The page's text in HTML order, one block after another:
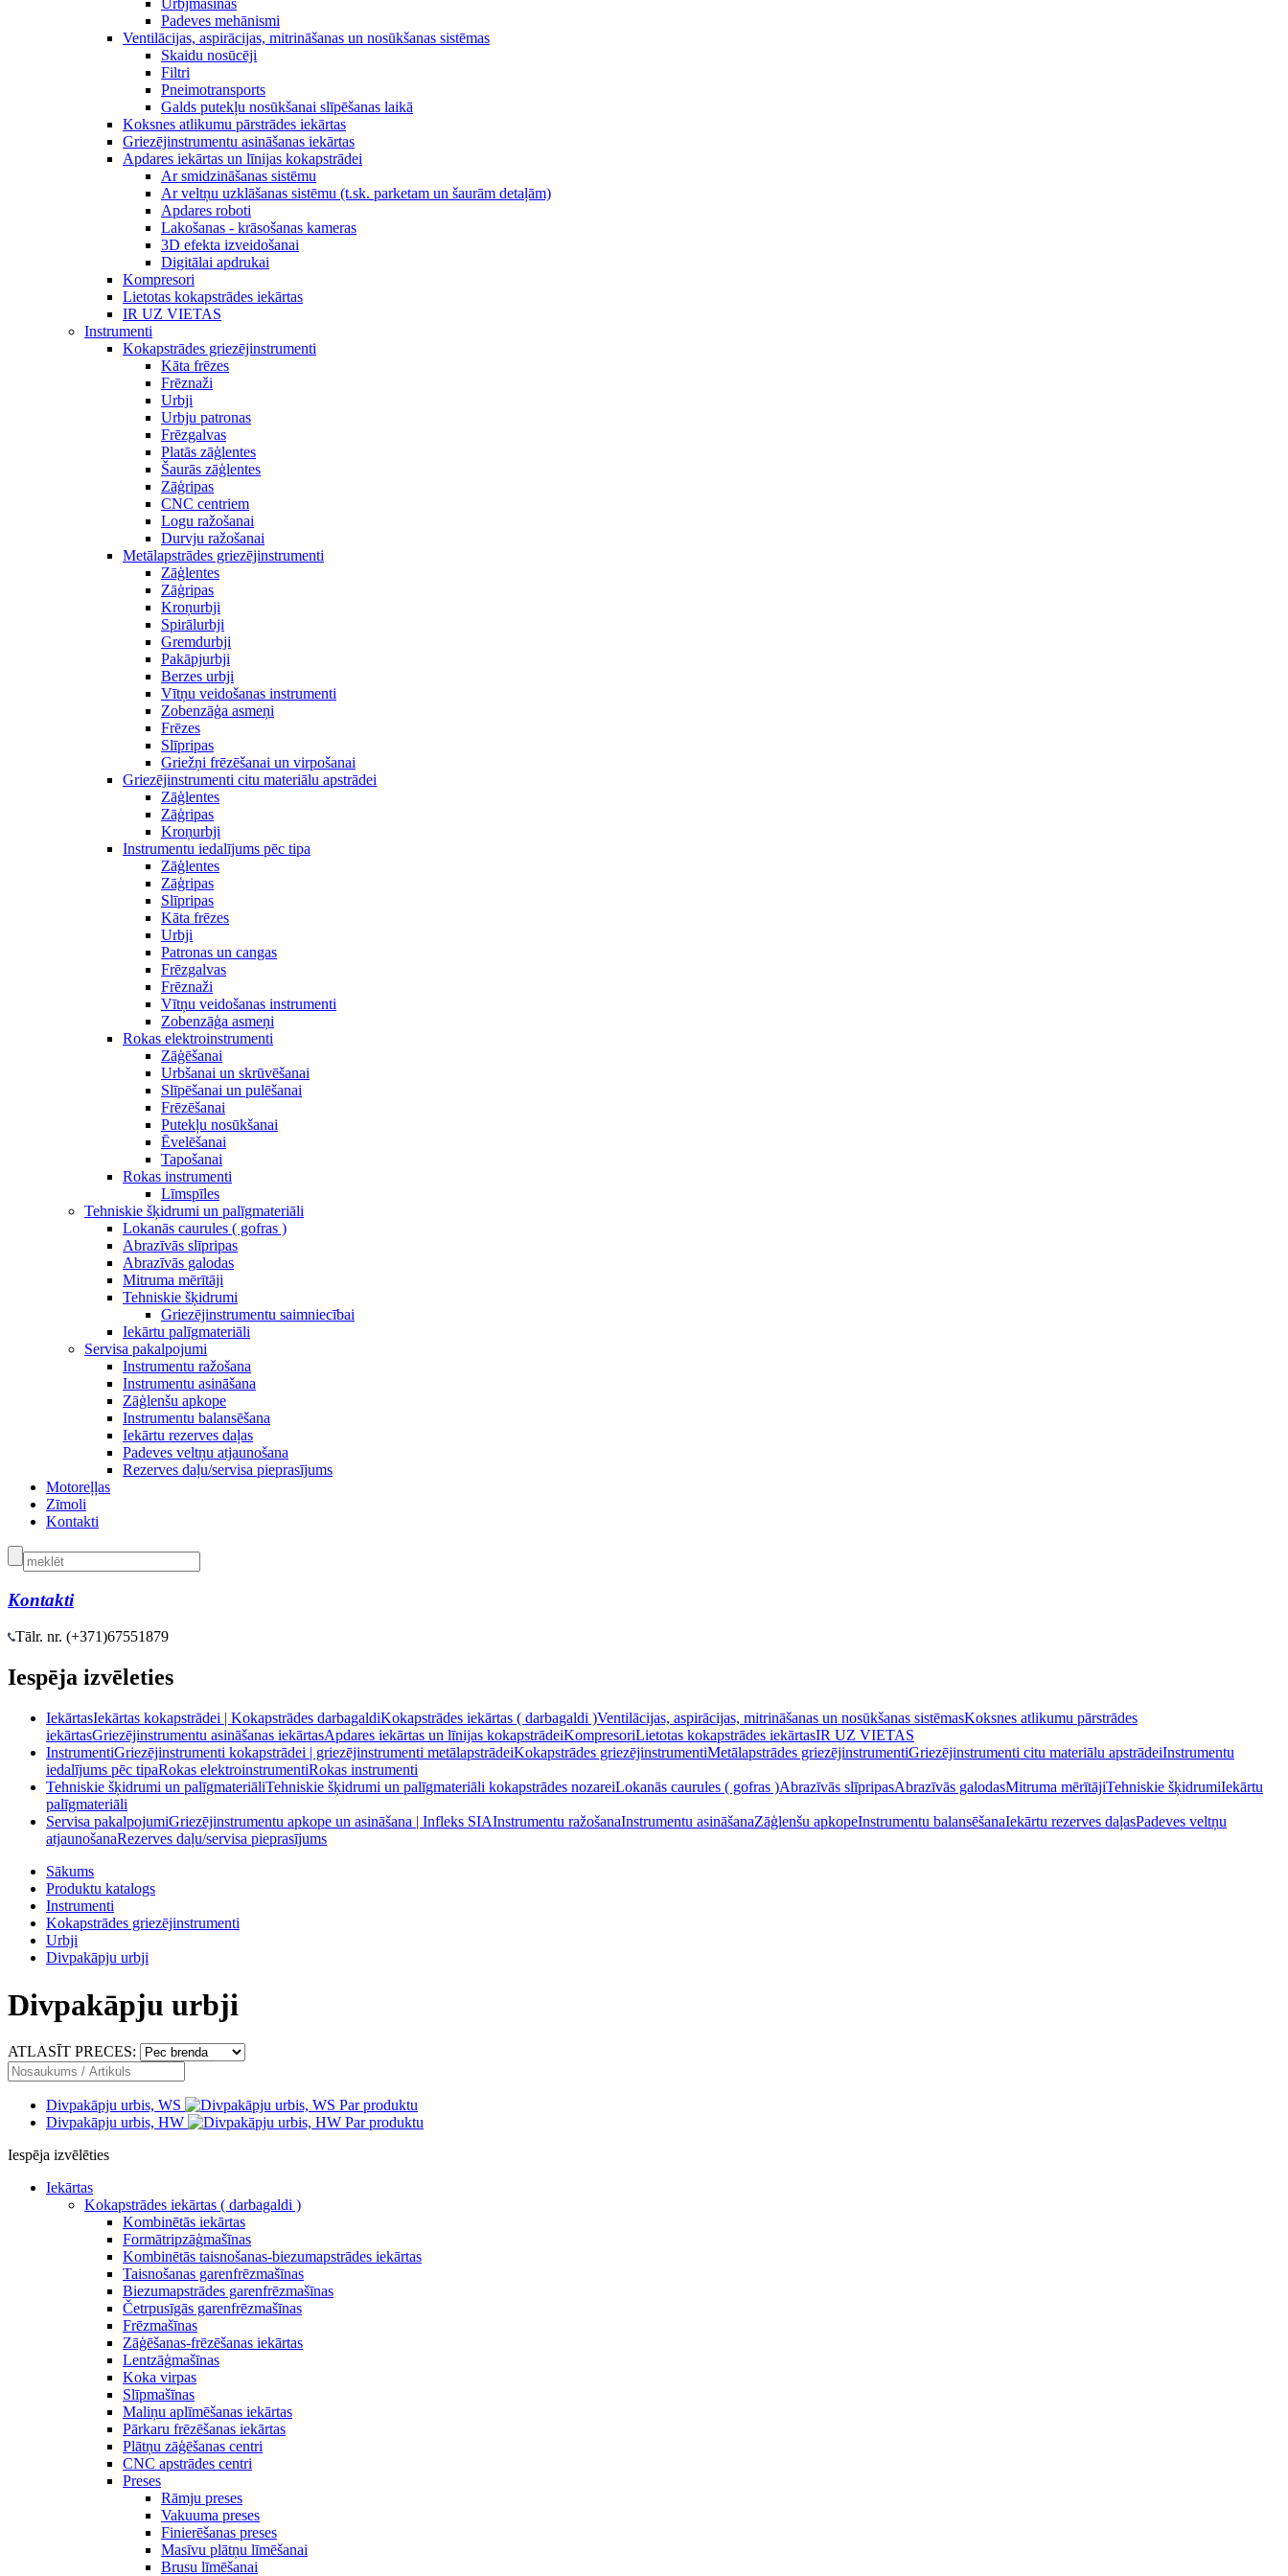
Urbjmašīnas
Padeves mehānismi
Ventilācijas, aspirācijas, mitrināšanas un nosūkšanas sistēmas
Skaidu nosūcēji
Filtri
Pneimotransports
Galds putekļu nosūkšanai slīpēšanas laikā
Koksnes atlikumu pārstrādes iekārtas
Griezējinstrumentu asināšanas iekārtas
Apdares iekārtas un līnijas kokapstrādei
Ar smidzināšanas sistēmu
Ar veltņu uzklāšanas sistēmu (t.sk. parketam un šaurām detaļām)
Apdares roboti
Lakošanas - krāsošanas kameras
3D efekta izveidošanai
Digitālai apdrukai
Kompresori
Lietotas kokapstrādes iekārtas
IR UZ VIETAS
Instrumenti
Kokapstrādes griezējinstrumenti
Kāta frēzes
Frēznaži
Urbji
Urbju patronas
Frēzgalvas
Platās zāģlentes
Šaurās zāģlentes
Zāģripas
CNC centriem
Logu ražošanai
Durvju ražošanai
Metālapstrādes griezējinstrumenti
Zāģlentes
Zāģripas
Kroņurbji
Spirālurbji
Gremdurbji
Pakāpjurbji
Berzes urbji
Vītņu veidošanas instrumenti
Zobenzāģa asmeņi
Frēzes
Slīpripas
Griežņi frēzēšanai un virpošanai
Griezējinstrumenti citu materiālu apstrādei
Zāģlentes
Zāģripas
Kroņurbji
Instrumentu iedalījums pēc tipa
Zāģlentes
Zāģripas
Slīpripas
Kāta frēzes
Urbji
Patronas un cangas
Frēzgalvas
Frēznaži
Vītņu veidošanas instrumenti
Zobenzāģa asmeņi
Rokas elektroinstrumenti
Zāģēšanai
Urbšanai un skrūvēšanai
Slīpēšanai un pulēšanai
Frēzēšanai
Putekļu nosūkšanai
Ēvelēšanai
Tapošanai
Rokas instrumenti
Līmspīles
Tehniskie šķidrumi un palīgmateriāli
Lokanās caurules ( gofras )
Abrazīvās slīpripas
Abrazīvās galodas
Mitruma mērītāji
Tehniskie šķidrumi
Griezējinstrumentu saimniecībai
Iekārtu palīgmateriāli
Servisa pakalpojumi
Instrumentu ražošana
Instrumentu asināšana
Zāģlenšu apkope
Instrumentu balansēšana
Iekārtu rezerves daļas
Padeves veltņu atjaunošana
Rezerves daļu/servisa pieprasījums
Motoreļļas
Zīmoli
Kontakti
Kontakti
Tālr. nr. (+371)67551879
Iespēja izvēleties
IekārtasIekārtas kokapstrādei | Kokapstrādes darbagaldiKokapstrādes iekārtas ( darbagaldi )Ventilācijas, aspirācijas, mitrināšanas un nosūkšanas sistēmasKoksnes atlikumu pārstrādes
iekārtasGriezējinstrumentu asināšanas iekārtasApdares iekārtas un līnijas kokapstrādeiKompresoriLietotas kokapstrādes iekārtasIR UZ VIETAS
InstrumentiGriezējinstrumenti kokapstrādei | griezējinstrumenti metālapstrādeiKokapstrādes griezējinstrumentiMetālapstrādes griezējinstrumentiGriezējinstrumenti citu materiālu apstrādeiInstrumentu
iedalījums pēc tipaRokas elektroinstrumentiRokas instrumenti
Tehniskie šķidrumi un palīgmateriāliTehniskie šķidrumi un palīgmateriāli kokapstrādes nozareiLokanās caurules ( gofras )Abrazīvās slīpripasAbrazīvās galodasMitruma mērītājiTehniskie šķidrumiIekārtu
palīgmateriāli
Servisa pakalpojumiGriezējinstrumentu apkope un asināšana | Infleks SIAInstrumentu ražošanaInstrumentu asināšanaZāģlenšu apkopeInstrumentu balansēšanaIekārtu rezerves daļasPadeves veltņu
atjaunošanaRezerves daļu/servisa pieprasījums
Sākums
Produktu katalogs
Instrumenti
Kokapstrādes griezējinstrumenti
Urbji
Divpakāpju urbji
Divpakāpju urbji
ATLASĪT PRECES:
Divpakāpju urbis, WS
Par produktu
Divpakāpju urbis, HW
Par produktu
Iespēja izvēlēties
Iekārtas
Kokapstrādes iekārtas ( darbagaldi )
Kombinētās iekārtas
Formātripzāģmašīnas
Kombinētās taisnošanas-biezumapstrādes iekārtas
Taisnošanas garenfrēzmašīnas
Biezumapstrādes garenfrēzmašīnas
Četrpusīgās garenfrēzmašīnas
Frēzmašīnas
Zāģēšanas-frēzēšanas iekārtas
Lentzāģmašīnas
Koka virpas
Slīpmašīnas
Maliņu aplīmēšanas iekārtas
Pārkaru frēzēšanas iekārtas
Plātņu zāģēšanas centri
CNC apstrādes centri
Preses
Rāmju preses
Vakuuma preses
Finierēšanas preses
Masīvu plātņu līmēšanai
Brusu līmēšanai